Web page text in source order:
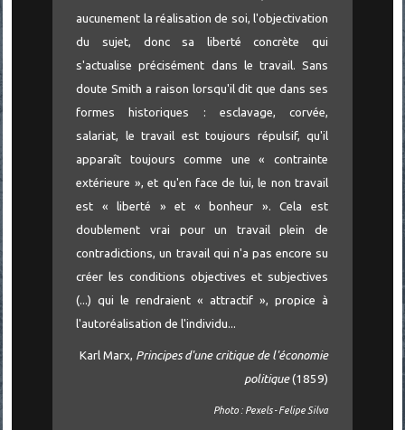
aucunement la réalisation de soi, l'objectivation
du sujet, donc sa liberté concrète qui
s'actualise précisément dans le travail. Sans
doute Smith a raison lorsqu'il dit que dans ses
formes historiques : esclavage, corvée,
salariat, le travail est toujours répulsif, qu'il
apparaît toujours comme une « contrainte
extérieure », et qu'en face de lui, le non travail
est « liberté » et « bonheur ». Cela est
doublement vrai pour un travail plein de
contradictions, un travail qui n'a pas encore su
créer les conditions objectives et subjectives
(...) qui le rendraient « attractif », propice à
l'autoréalisation de l'individu...
Karl Marx, Principes d'une critique de l'économie
politique(1859)
Photo : Pexels - Felipe Silva